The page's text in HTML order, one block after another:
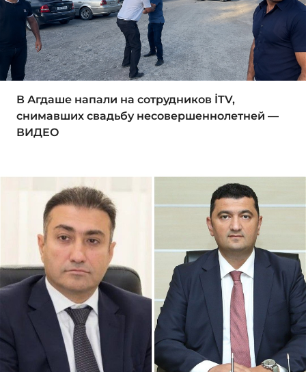
В Агдаше напали на сотрудников İTV,
снимавших свадьбу несовершеннолетней —
ВИДЕО